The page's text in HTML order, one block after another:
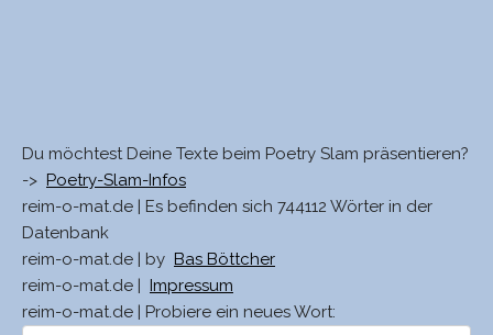
Du möchtest Deine Texte beim Poetry Slam präsentieren?
-> Poetry-Slam-Infos
reim-o-mat.de | Es befinden sich 744112 Wörter in der
Datenbank
reim-o-mat.de | by Bas Böttcher
reim-o-mat.de |
Impressum
reim-o-mat.de | Probiere ein neues Wort: